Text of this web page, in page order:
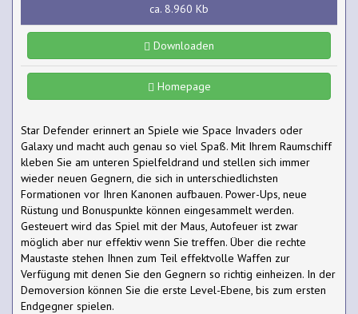
ca. 8.960 Kb
Downloaden
Homepage
Star Defender erinnert an Spiele wie Space Invaders oder
Galaxy und macht auch genau so viel Spaß. Mit Ihrem Raumschiff
kleben Sie am unteren Spielfeldrand und stellen sich immer
wieder neuen Gegnern, die sich in unterschiedlichsten
Formationen vor Ihren Kanonen aufbauen. Power-Ups, neue
Rüstung und Bonuspunkte können eingesammelt werden.
Gesteuert wird das Spiel mit der Maus, Autofeuer ist zwar
möglich aber nur effektiv wenn Sie treffen. Über die rechte
Maustaste stehen Ihnen zum Teil effektvolle Waffen zur
Verfügung mit denen Sie den Gegnern so richtig einheizen. In der
Demoversion können Sie die erste Level-Ebene, bis zum ersten
Endgegner spielen.